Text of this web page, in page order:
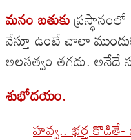
మనం బతుకు
వేస్తూ ఉంటే చాలా
అలసత్వం తగదు.
శుభోదయం.
హవ్వ.. భర్త